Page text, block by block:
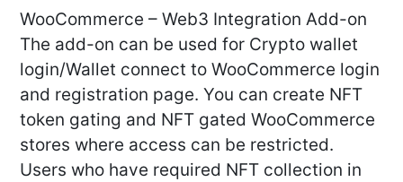
WooCommerce – Web3 Integration Add-on
The add-on can be used for Crypto wallet
login/Wallet connect to WooCommerce login
and registration page. You can create NFT
token gating and NFT gated WooCommerce
stores where access can be restricted.
Users who have required NFT collection in